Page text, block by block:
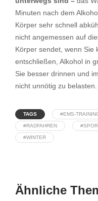
Minuten nach dem
Körper sehr schnell
nicht angemessen auf
Körper sendet, wenn Sie
entschließen, Alkohol in
Sie besser drinnen und
nicht unnötig zu belasten.
TAGS #EMS-
#RADFAHREN
#WINTER
Ähnliche